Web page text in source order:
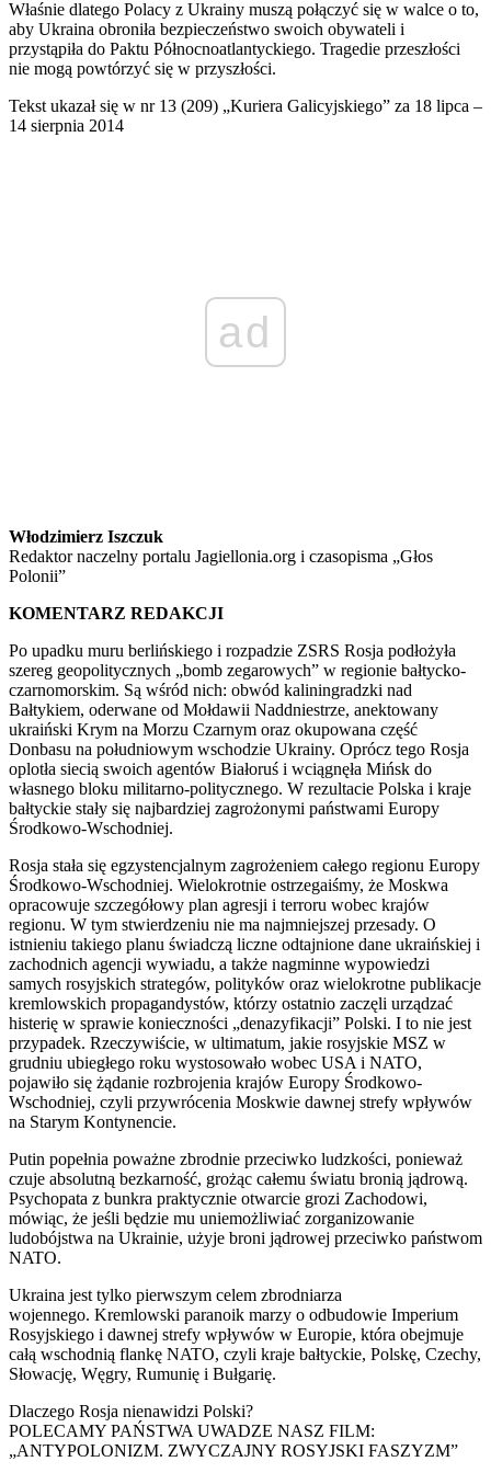
Właśnie dlatego Polacy z Ukrainy muszą połączyć się w walce o to,
aby Ukraina obroniła bezpieczeństwo swoich obywateli i
przystąpiła do Paktu Północnoatlantyckiego. Tragedie przeszłości
nie mogą powtórzyć się w przyszłości.
Tekst ukazał się w nr 13 (209) „Kuriera Galicyjskiego” za 18 lipca –
14 sierpnia 2014
ad
Włodzimierz Iszczuk
Redaktor naczelny portalu Jagiellonia.org i czasopisma „Głos
Polonii”
KOMENTARZ REDAKCJI
Po upadku muru berlińskiego i rozpadzie ZSRS Rosja podłożyła
szereg geopolitycznych „bomb zegarowych” w regionie bałtycko-
czarnomorskim. Są wśród nich: obwód kaliningradzki nad
Bałtykiem, oderwane od Mołdawii Naddniestrze, anektowany
ukraiński Krym na Morzu Czarnym oraz okupowana część
Donbasu na południowym wschodzie Ukrainy. Oprócz tego Rosja
oplotła siecią swoich agentów Białoruś i wciągnęła Mińsk do
własnego bloku militarno-politycznego. W rezultacie Polska i kraje
bałtyckie stały się najbardziej zagrożonymi państwami Europy
Środkowo-Wschodniej.
Rosja stała się egzystencjalnym zagrożeniem całego regionu Europy
Środkowo-Wschodniej. Wielokrotnie ostrzegaiśmy, że Moskwa
opracowuje szczegółowy plan agresji i terroru wobec krajów
regionu. W tym stwierdzeniu nie ma najmniejszej przesady. O
istnieniu takiego planu świadczą liczne odtajnione dane ukraińskiej i
zachodnich agencji wywiadu, a także nagminne wypowiedzi
samych rosyjskich strategów, polityków oraz wielokrotne publikacje
kremlowskich propagandystów, którzy ostatnio zaczęli urządzać
histerię w sprawie konieczności „denazyfikacji” Polski. I to nie jest
przypadek. Rzeczywiście, w ultimatum, jakie rosyjskie MSZ w
grudniu ubiegłego roku wystosowało wobec USA i NATO,
pojawiło się żądanie rozbrojenia krajów Europy Środkowo-
Wschodniej, czyli przywrócenia Moskwie dawnej strefy wpływów
na Starym Kontynencie.
Putin popełnia poważne zbrodnie przeciwko ludzkości, ponieważ
czuje absolutną bezkarność, grożąc całemu światu bronią jądrową.
Psychopata z bunkra praktycznie otwarcie grozi Zachodowi,
mówiąc, że jeśli będzie mu uniemożliwiać zorganizowanie
ludobójstwa na Ukrainie, użyje broni jądrowej przeciwko państwom
NATO.
Ukraina jest tylko pierwszym celem zbrodniarza
wojennego. Kremlowski paranoik marzy o odbudowie Imperium
Rosyjskiego i dawnej strefy wpływów w Europie, która obejmuje
całą wschodnią flankę NATO, czyli kraje bałtyckie, Polskę, Czechy,
Słowację, Węgry, Rumunię i Bułgarię.
Dlaczego Rosja nienawidzi Polski?
POLECAMY PAŃSTWA UWADZE NASZ FILM:
„ANTYPOLONIZM. ZWYCZAJNY ROSYJSKI FASZYZM”